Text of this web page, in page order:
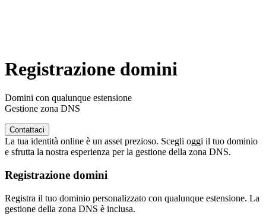
Registrazione domini
Domini con qualunque estensione
Gestione zona DNS
Contattaci
La tua identità online è un asset prezioso. Scegli oggi il tuo dominio
e sfrutta la nostra esperienza per la gestione della zona DNS.
Registrazione domini
Registra il tuo dominio personalizzato con qualunque estensione. La
gestione della zona DNS è inclusa.